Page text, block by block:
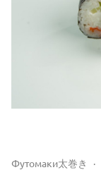
Футомаки太巻き